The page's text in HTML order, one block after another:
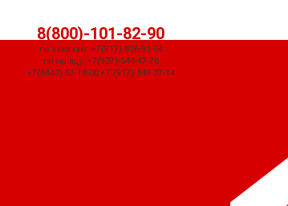
8(800)-101-82-90
по заказам: +7(917)-836-91-54
по складу: +7(937)-544-47-76
+7(8442)-57-18-00 +7 (917) 849-37-14